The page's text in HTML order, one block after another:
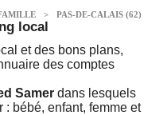
> PAS-DE-CALAIS (62)
local
et des bons plans,
des comptes
Samer dans lesquels
: bébé, enfant, femme et